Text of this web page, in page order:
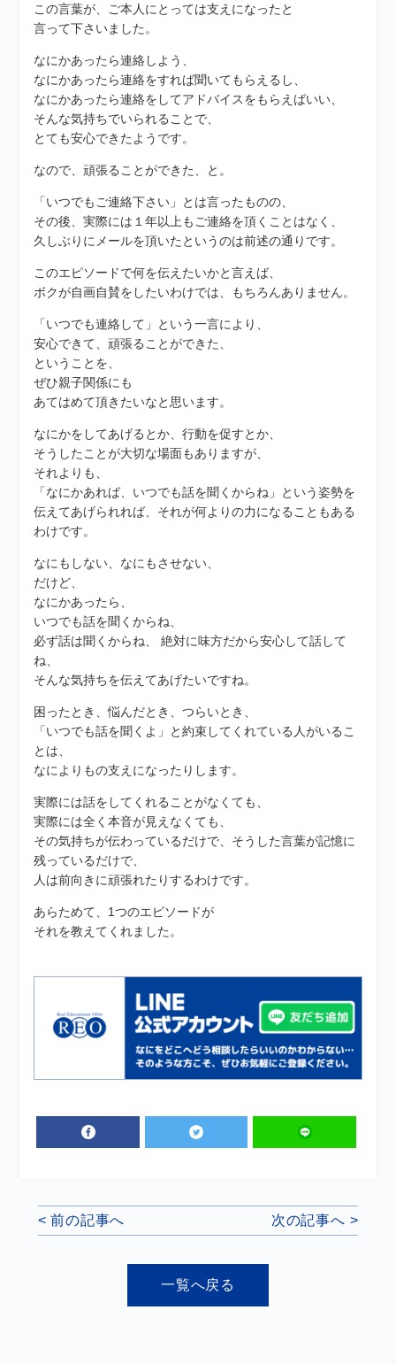
この言葉が、ご本人にとっては支えになったと
言って下さいました。
なにかあったら連絡しよう、
なにかあったら連絡をすれば聞いてもらえるし、
なにかあったら連絡をしてアドバイスをもらえばいい、
そんな気持ちでいられることで、
とても安心できたようです。
なので、頑張ることができた、と。
「いつでもご連絡下さい」とは言ったものの、
その後、実際には１年以上もご連絡を頂くことはなく、
久しぶりにメールを頂いたというのは前述の通りです。
このエピソードで何を伝えたいかと言えば、
ボクが自画自賛をしたいわけでは、もちろんありません。
「いつでも連絡して」という一言により、
安心できて、頑張ることができた、
ということを、
ぜひ親子関係にも
あてはめて頂きたいなと思います。
なにかをしてあげるとか、行動を促すとか、
そうしたことが大切な場面もありますが、
それよりも、
「なにかあれば、いつでも話を聞くからね」という姿勢を
伝えてあげられれば、それが何よりの力になることもある
わけです。
なにもしない、なにもさせない、
だけど、
なにかあったら、
いつでも話を聞くからね、
必ず話は聞くからね、 絶対に味方だから安心して話して
ね、
そんな気持ちを伝えてあげたいですね。
困ったとき、悩んだとき、つらいとき、
「いつでも話を聞くよ」と約束してくれている人がいるこ
とは、
なによりもの支えになったりします。
実際には話をしてくれることがなくても、
実際には全く本音が見えなくても、
その気持ちが伝わっているだけで、そうした言葉が記憶に
残っているだけで、
人は前向きに頑張れたりするわけです。
あらためて、1つのエピソードが
それを教えてくれました。
< 前の記事へ 次の記事へ >
一覧へ戻る